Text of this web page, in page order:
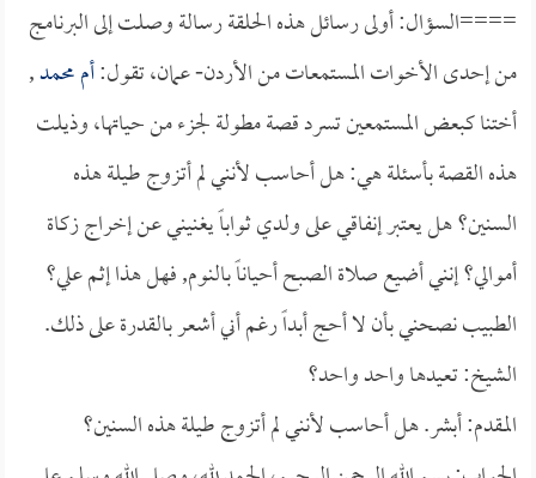
====السؤال: أولى رسائل هذه الحلقة رسالة وصلت إلى البرنامج
من إحدى الأخوات المستمعات من الأردن- عمان، تقول:أم محمد,
أختنا كبعض المستمعين تسرد قصة مطولة لجزء من حياتها، وذيلت
هذه القصة بأسئلة هي: هل أحاسب لأنني لم أتزوج طيلة هذه
السنين؟ هل يعتبر إنفاقي على ولدي ثواباً يغنيني عن إخراج زكاة
أموالي؟ إنني أضيع صلاة الصبح أحياناً بالنوم, فهل هذا إثم علي؟
الطبيب نصحني بأن لا أحج أبداً رغم أني أشعر بالقدرة على ذلك.
الشيخ: تعيدها واحد واحد؟
المقدم: أبشر. هل أحاسب لأنني لم أتزوج طيلة هذه السنين؟